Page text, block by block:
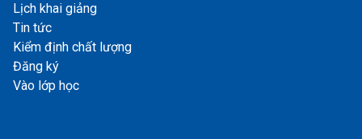
Lịch khai giảng
Tin tức
Kiểm định chất lượng
Đăng ký
Vào lớp học